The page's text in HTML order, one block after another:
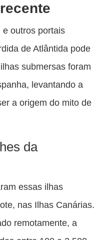
e outros portais
de Atlântida pode
submersas foram
levantando a
a origem do mito de
da
essas ilhas
nas Ilhas Canárias.
remotamente, a